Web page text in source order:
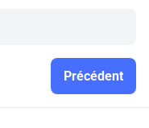
Précédent